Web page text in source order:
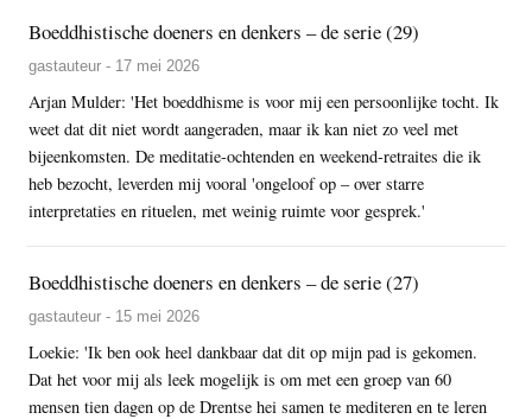
Boeddhistische doeners en denkers – de serie (29)
gastauteur - 17 mei 2026
Arjan Mulder: 'Het boeddhisme is voor mij een persoonlijke tocht. Ik
weet dat dit niet wordt aangeraden, maar ik kan niet zo veel met
bijeenkomsten. De meditatie-ochtenden en weekend-retraites die ik
heb bezocht, leverden mij vooral 'ongeloof op – over starre
interpretaties en rituelen, met weinig ruimte voor gesprek.'
Boeddhistische doeners en denkers – de serie (27)
gastauteur - 15 mei 2026
Loekie: 'Ik ben ook heel dankbaar dat dit op mijn pad is gekomen.
Dat het voor mij als leek mogelijk is om met een groep van 60
mensen tien dagen op de Drentse hei samen te mediteren en te leren